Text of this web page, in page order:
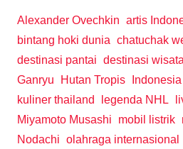
Alexander Ovechkin artis
bintang hoki dunia chatuchak
destinasi pantai destinasi wisata
Ganryu
Hutan Tropis Indonesia
kuliner thailand
legenda NHL
Miyamoto Musashi
mobil listrik
Nodachi olahraga internasional